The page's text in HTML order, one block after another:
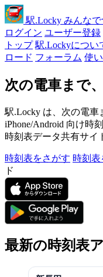
駅.Locky みんな
ログイン ユーザー登録
トップ 駅.Lockyについ
ロード フォーラム 使
次の電車まで
駅.Locky は、次の電車
iPhone/Android 向け時
時刻表データ共有サイ
時刻表をさがす 時刻表
ド
最新の時刻表